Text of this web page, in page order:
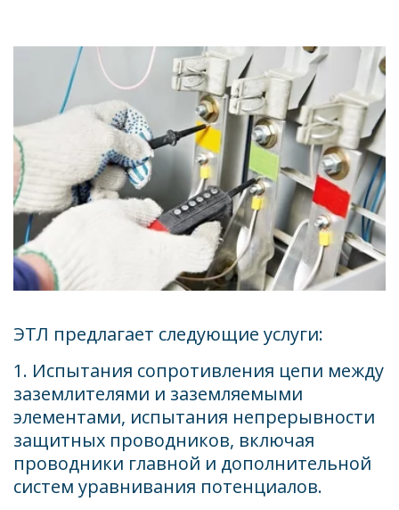
ЭТЛ предлагает следующие услуги:
1. Испытания сопротивления цепи между
заземлителями и заземляемыми
элементами, испытания непрерывности
защитных проводников, включая
проводники главной и дополнительной
систем уравнивания потенциалов.